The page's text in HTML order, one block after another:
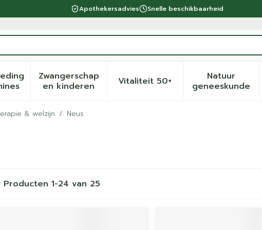
Apothekersadvies Snelle beschikbaarheid
Schoonheid, verzorging en hygiëne categorie
submenu voor Dieet, voeding en vitamines categorie
Zwangerschap
en kinderenToon submenu voor Zwangerschap en
Vitaliteit 50+Toon submenu voor
Natuur
geneeskunde
Toon
& welzijn / Neus
Producten 1-24 van 25